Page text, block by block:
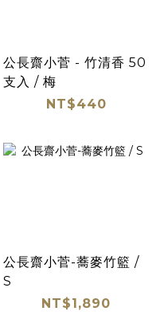
公長齋小菅 - 竹清香 50
支入 / 梅
NT$440
公長齋小菅-蕎麥竹籃 /
S
NT$1,890